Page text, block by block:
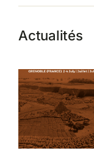
Actualités